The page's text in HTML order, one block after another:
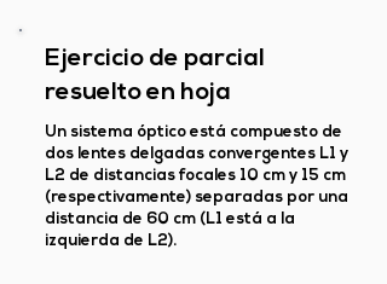
Ejercicio de parcial
resuelto en hoja
Un sistema óptico está compuesto de
dos lentes delgadas convergentes L1 y
L2 de distancias focales 10 cm y 15 cm
(respectivamente) separadas por una
distancia de 60 cm (L1 está a la
izquierda de L2).